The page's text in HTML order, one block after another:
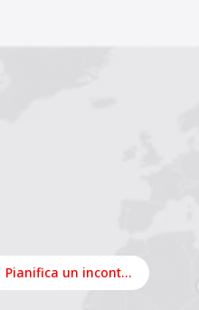
Pianifica un incontro online